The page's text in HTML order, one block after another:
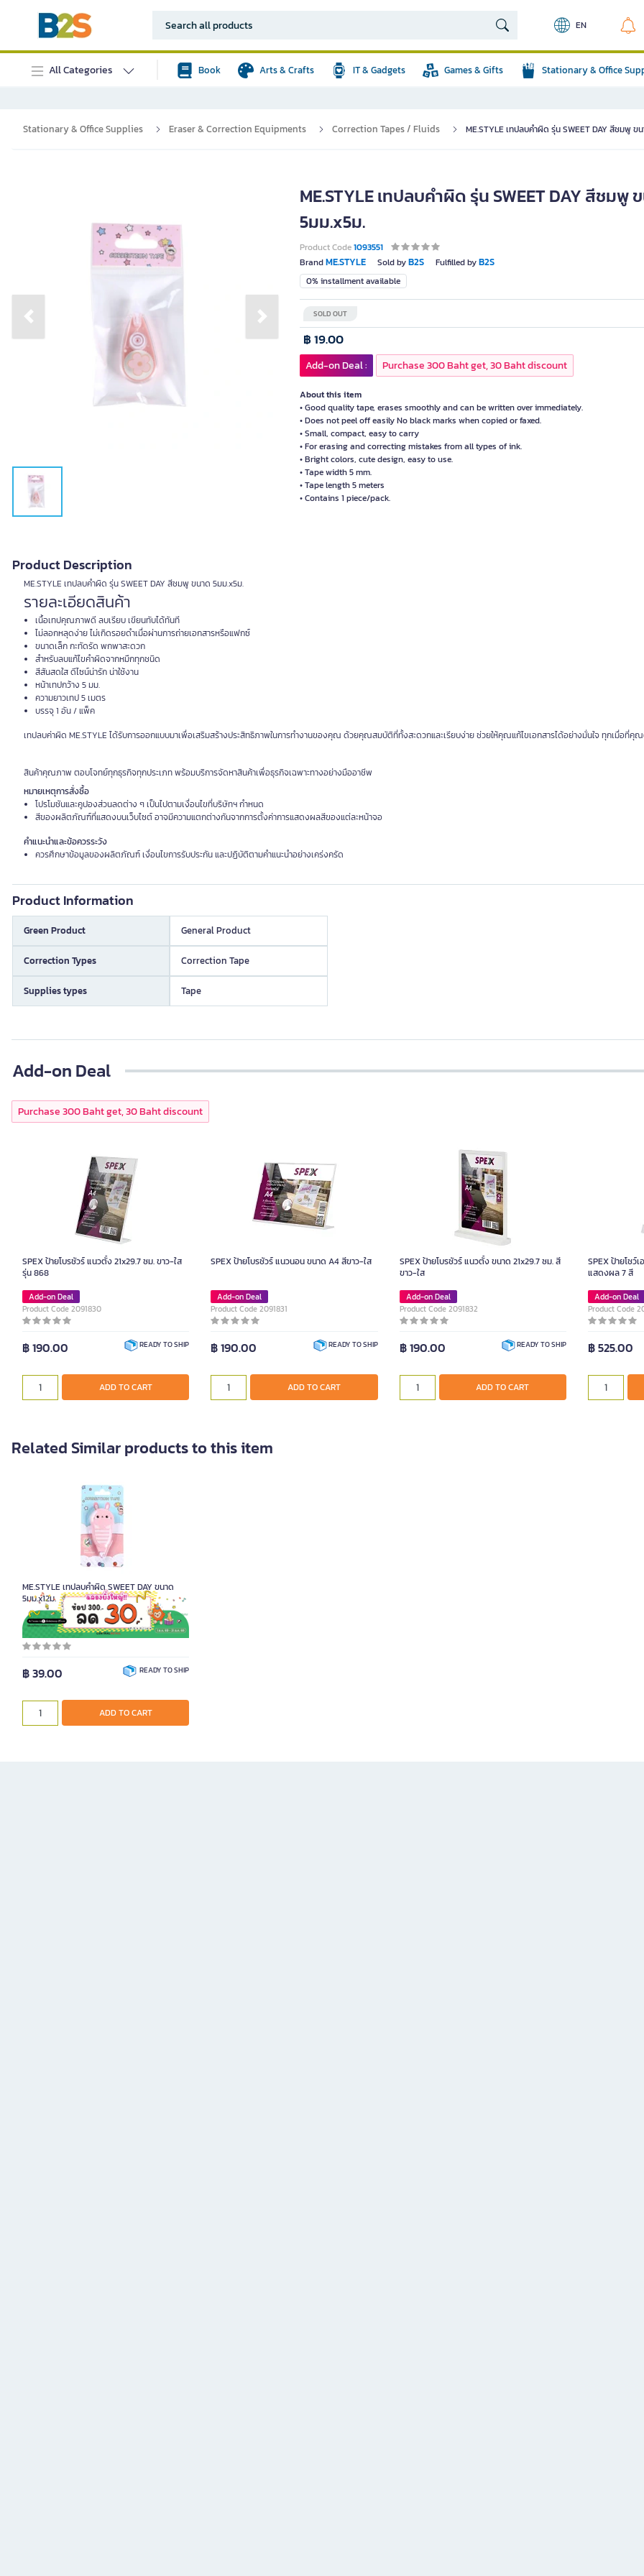
EN
All Categories Book Arts & Crafts IT & Gadgets Games & Gifts Stationary & Office
Stationary & Office Supplies Eraser & Correction Equipments Correction Tapes / Fluids ME.STYLE เทปลบคำผิด รุ่น SWEET DAY สีชมพู ข
Previous slide Next slide
ME.STYLE เทปลบคำผิด รุ่น SWEET DAY สีชมพู
5มม.x5ม.
Product Code1093551
BrandME.STYLE Sold byB2S Fulfilled byB2S
0% installment available
SOLD OUT
฿ 19.00
Add-on Deal : Purchase 300 Baht get, 30 Baht discount
About this item
• Good quality tape, erases smoothly and can be written over immediately.
• Does not peel off easily No black marks when copied or faxed.
• Small, compact, easy to carry
• For erasing and correcting mistakes from all types of ink.
• Bright colors, cute design, easy to use.
• Tape width 5 mm.
• Tape length 5 meters
• Contains 1 piece/pack.
Product Description
ME.STYLE เทปลบคำผิด รุ่น SWEET DAY สีชมพู ขนาด 5มม.x5ม.
รายละเอียดสินค้า
เนื้อเทปคุณภาพดี ลบเรียบ เขียนทับได้ทันที
ไม่ลอกหลุดง่าย ไม่เกิดรอยดำเมื่อผ่านการถ่ายเอกสารหรือแฟกซ์
ขนาดเล็ก กะทัดรัด พกพาสะดวก
สำหรับลบแก้ไขคำผิดจากหมึกทุกชนิด
สีสันสดใส ดีไซน์น่ารัก น่าใช้งาน
หน้าเทปกว้าง 5 มม.
ความยาวเทป 5 เมตร
บรรจุ 1 อัน / แพ็ค
เทปลบค่าผิด ME.STYLE ได้รับการออกแบบมาเพื่อเสริมสร้างประสิทธิภาพในการทำงานของคุณ ด้วยคุณสมบัติที่ทั้งสะดวกและเรียบง่าย ช่วยให้คุณแก้ไขเอกสารได้อย่างมั่นใจ ทุกเมื่อที่คุ
สินค้าคุณภาพ ตอบโจทย์ทุกธุรกิจทุกประเภท พร้อมบริการจัดหาสินค้าเพื่อธุรกิจเฉพาะทางอย่างมืออาชีพ
หมายเหตุการสั่งซื้อ
โปรโมชันและคูปองส่วนลดต่าง ๆ เป็นไปตามเงื่อนไขที่บริษัทฯ กำหนด
สีของผลิตภัณฑ์ที่แสดงบนเว็บไซต์ อาจมีความแตกต่างกันจากการตั้งค่าการแสดงผลสีของแต่ละหน้าจอ
คำแนะนำและข้อควรระวัง
ควรศึกษาข้อมูลของผลิตภัณฑ์ เงื่อนไขการรับประกัน และปฏิบัติตามคำแนะนำอย่างเคร่งครัด
Product Information
Green Product General Product
Correction Types Correction Tape
Supplies types Tape
Add-on Deal
Purchase 300 Baht get, 30 Baht discount
SPEX ป้ายโบรชัวร์ แนวตั้ง 21x29.7 ซม. ขาว-ใส
รุ่น 868
Add-on Deal
Product Code 2091830
฿ 190.00 READY TO SHIP
ADD TO CART
SPEX ป้ายโบรชัวร์ แนวนอน ขนาด A4 สีขาว-ใส
Add-on Deal
Product Code 2091831
฿ 190.00 READY TO SHIP
ADD TO CART
SPEX ป้ายโบรชัวร์ แนวตั้ง ขนาด 21x29.7 ซม. สี
ขาว-ใส
Add-on Deal
Product Code 2091832
฿ 190.00 READY TO SHIP
ADD TO CART
SPEX ป้ายโชว์
แสดงผล 7 สี
Add-on Deal
Product Code
฿ 525.00
Related Similar products to this item
ME.STYLE เทปลบคำผิด SWEET DAY ขนาด
5มม.x12ม.
Product Code 1093557
฿ 39.00 READY TO SHIP
ADD TO CART